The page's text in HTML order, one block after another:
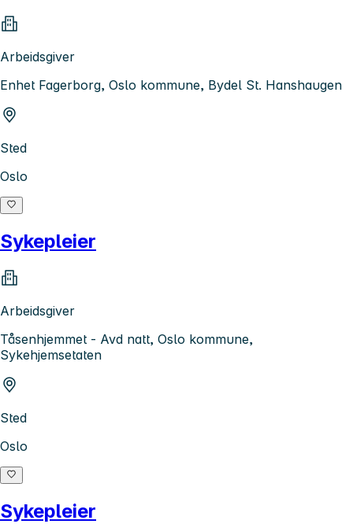
Arbeidsgiver
Enhet Fagerborg, Oslo kommune, Bydel St. Hanshaugen
Sted
Oslo
Sykepleier
Arbeidsgiver
Tåsenhjemmet - Avd natt, Oslo kommune,
Sykehjemsetaten
Sted
Oslo
Sykepleier